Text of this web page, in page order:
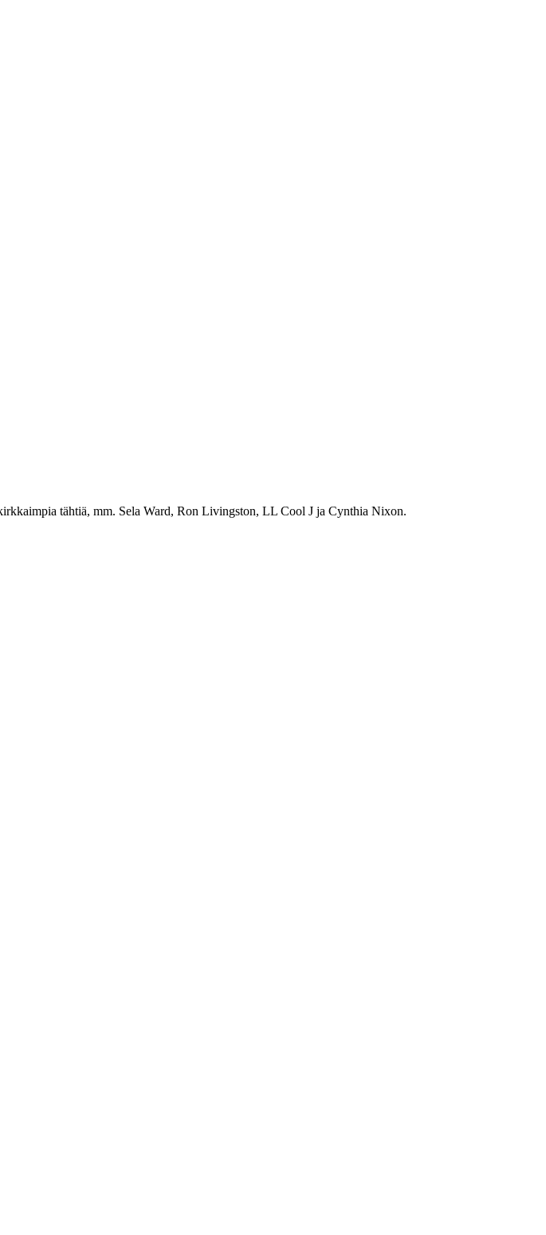
tähtiä, mm. Sela Ward, Ron Livingston, LL Cool J ja Cynthia Nixon.